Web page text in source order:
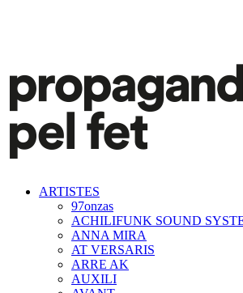
ARTISTES
97onzas
ACHILIFUNK SOUND
ANNA MIRA
AT VERSARIS
ARRE AK
AUXILI